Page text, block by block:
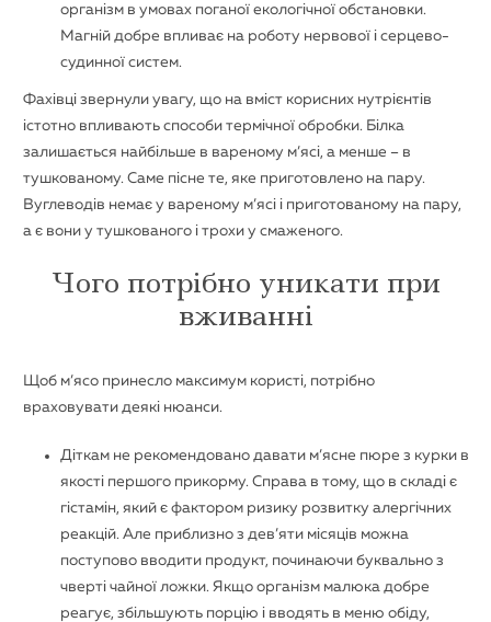
організм в умовах поганої екологічної обстановки.
Магній добре впливає на роботу нервової і серцево-
судинної систем.
Фахівці звернули увагу, що на вміст корисних нутрієнтів
істотно впливають способи термічної обробки. Білка
залишається найбільше в вареному м’ясі, а менше – в
тушкованому. Саме пісне те, яке приготовлено на пару.
Вуглеводів немає у вареному м’ясі і приготованому на пару,
а є вони у тушкованого і трохи у смаженого.
Чого потрібно уникати при
вживанні
Щоб м’ясо принесло максимум користі, потрібно
враховувати деякі нюанси.
Діткам не рекомендовано давати м’ясне пюре з курки в
якості першого прикорму. Справа в тому, що в складі є
гістамін, який є фактором ризику розвитку алергічних
реакцій. Але приблизно з дев’яти місяців можна
поступово вводити продукт, починаючи буквально з
чверті чайної ложки. Якщо організм малюка добре
реагує, збільшують порцію і вводять в меню обіду,